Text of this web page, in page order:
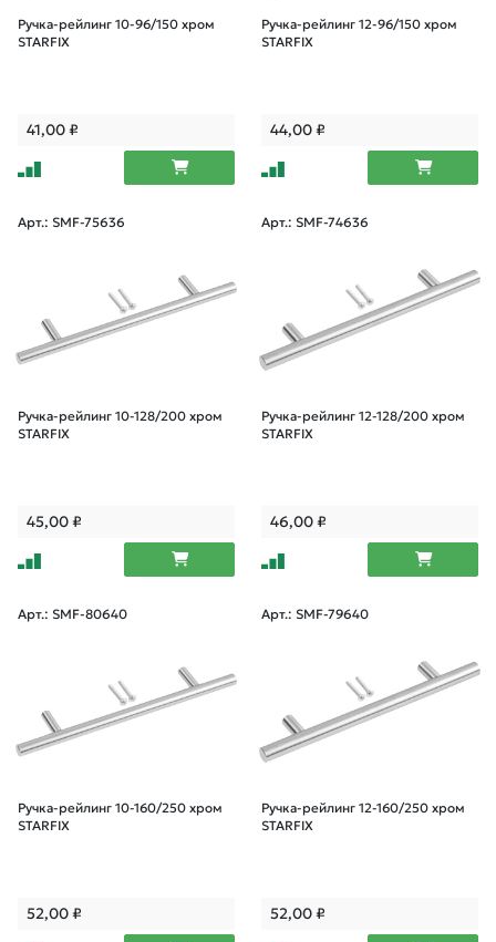
Ручка-рейлинг 10-96/150 хром
STARFIX
41,00₽
Ручка-рейлинг 12-96/150 хром
STARFIX
44,00₽
Арт.: SMF-75636
Ручка-рейлинг 10-128/200 хром
STARFIX
45,00₽
Арт.: SMF-74636
Ручка-рейлинг 12-128/200 хром
STARFIX
46,00₽
Арт.: SMF-80640
Ручка-рейлинг 10-160/250 хром
STARFIX
52,00₽
Арт.: SMF-79640
Ручка-рейлинг 12-160/250 хром
STARFIX
52,00₽